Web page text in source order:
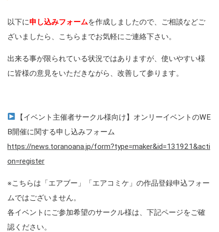
以下に申し込みフォームを作成しましたので、ご相談などご
ざいましたら、こちらまでお気軽にご連絡下さい。
出来る事が限られている状況ではありますが、使いやすい様
に皆様の意見をいただきながら、改善して参ります。
【イベント主催者サークル様向け】オンリーイベントのWE
B開催に関する申し込みフォーム
https://news.toranoana.jp/form?type=maker&id=131921&acti
on=register
※こちらは「エアブー」「エアコミケ」の作品登録申込フォー
ムではございません。
各イベントにご参加希望のサークル様は、下記ページをご確
認ください。